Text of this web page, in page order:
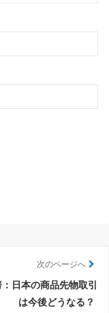
次のページへ
日本の商品先物取引
は今後どうなる？